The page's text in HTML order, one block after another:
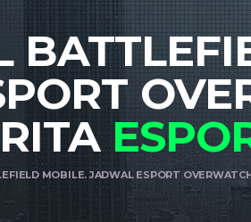
MOBILE. JADWAL ESPORT